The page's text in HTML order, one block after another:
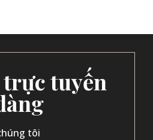
tuyến
tôi